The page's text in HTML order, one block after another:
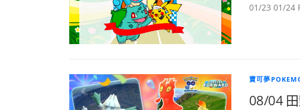
01/23 01/24
寶可夢
08/04